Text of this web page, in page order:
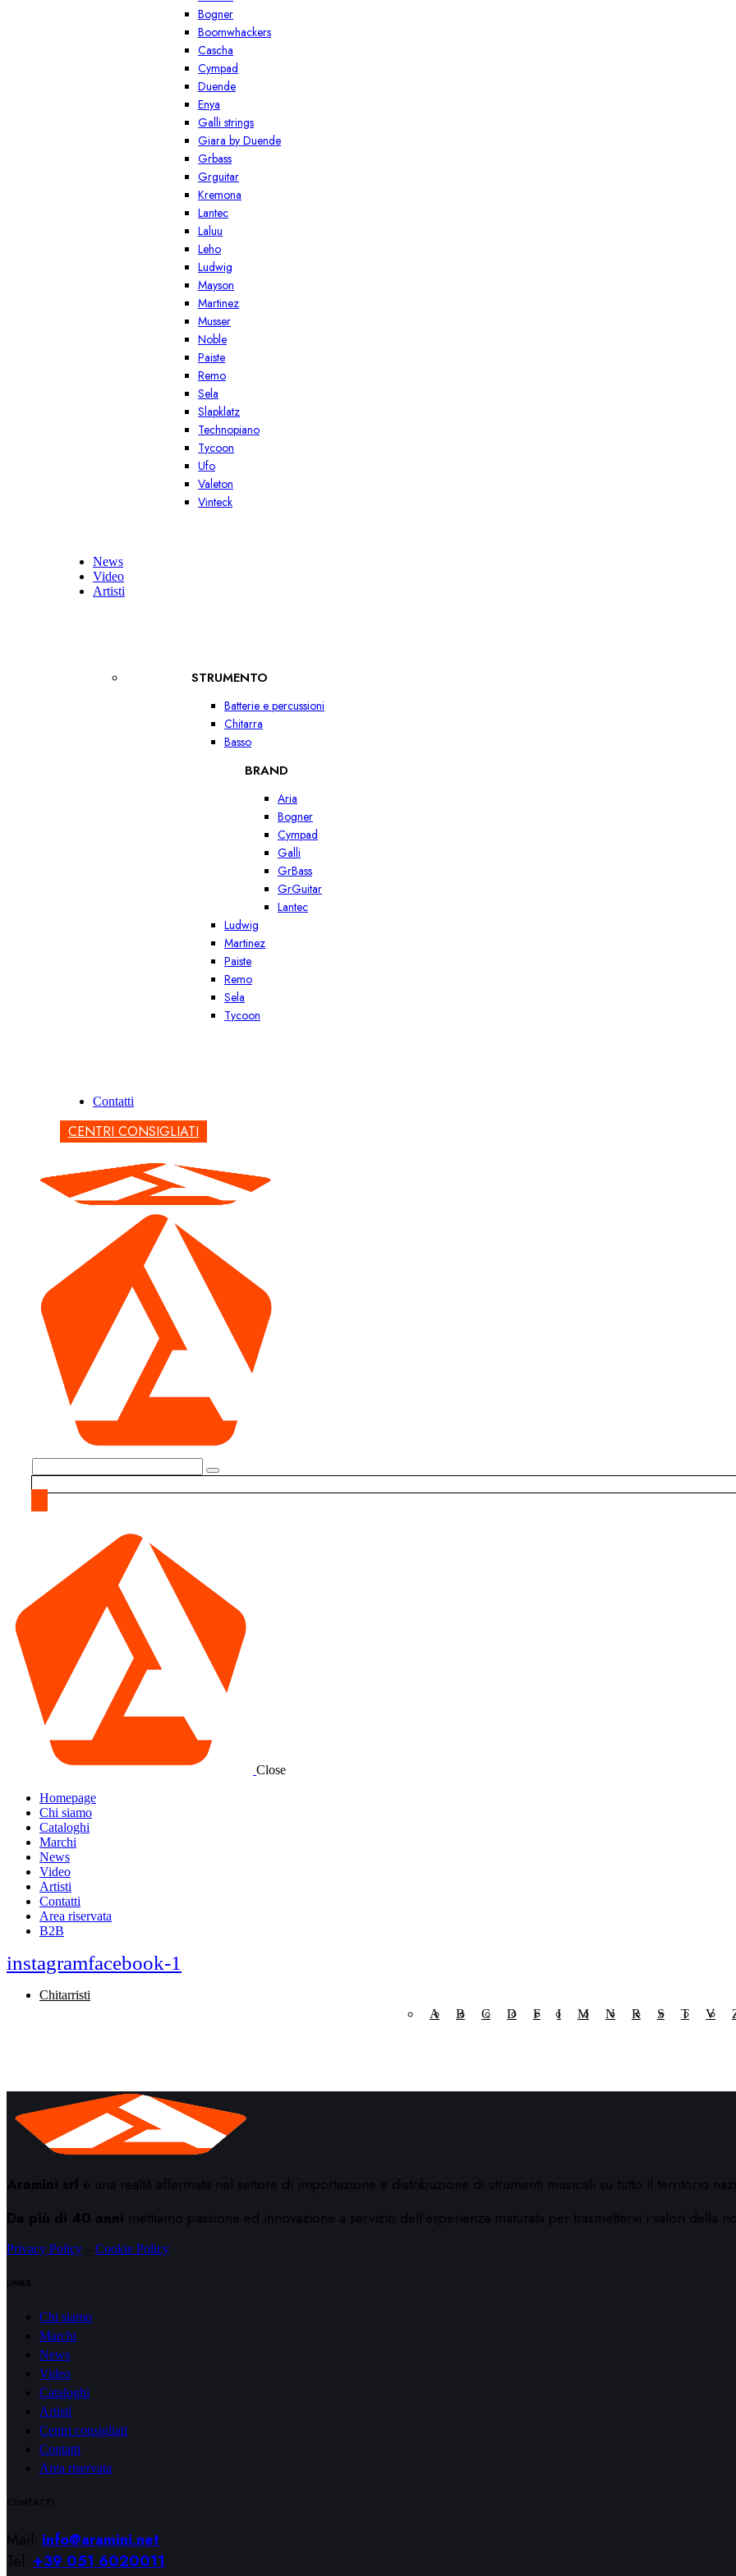
Bogner
Boomwhackers
Cascha
Cympad
Duende
Enya
Galli strings
Giara by Duende
Grbass
Grguitar
Kremona
Lantec
Laluu
Leho
Ludwig
Mayson
Martinez
Musser
Noble
Paiste
Remo
Sela
Slapklatz
Technopiano
Tycoon
Ufo
Valeton
Vinteck
News
Video
Artisti
STRUMENTO
Batterie e percussioni
Chitarra
Basso
BRAND
Aria
Bogner
Cympad
Galli
GrBass
GrGuitar
Lantec
Ludwig
Martinez
Paiste
Remo
Sela
Tycoon
Contatti
CENTRI CONSIGLIATI
Close
Homepage
Chi siamo
Cataloghi
Marchi
News
Video
Artisti
Contatti
Area riservata
B2B
instagramfacebook-1
Chitarristi
A
B C D F I M N R S T V
Aramini srl è una realtà affermata nel settore di importazione e distribuzione di strumenti musicali su tutto il territorio
Da più di 40 anni mettiamo passione ed innovazione a servizio dell’esperienza maturata per trasmettervi i valori della
Privacy Policy Cookie Policy
LINKS
Chi siamo
Marchi
News
Video
Cataloghi
Artisti
Centri consigliati
Contatti
Area riservata
CONTATTI
Mail: info@aramini.net
Tel: +39 051 6020011